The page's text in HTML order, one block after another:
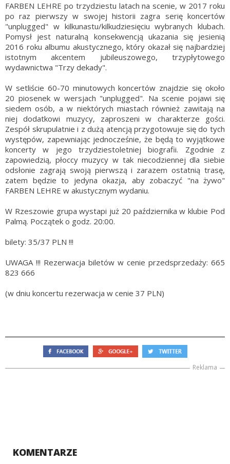
FARBEN LEHRE po trzydziestu latach na scenie, w 2017 roku
po raz pierwszy w swojej historii zagra serię koncertów
"unplugged" w kilkunastu/kilkudziesięciu wybranych klubach.
Pomysł jest naturalną konsekwencją ukazania się jesienią
2016 roku albumu akustycznego, który okazał się najbardziej
istotnym akcentem jubileuszowego, trzypłytowego
wydawnictwa "Trzy dekady".
W setliście 60-70 minutowych koncertów znajdzie się około
20 piosenek w wersjach "unplugged". Na scenie pojawi się
siedem osób, a w niektórych miastach również zawitają na
niej dodatkowi muzycy, zaproszeni w charakterze gości.
Zespół skrupulatnie i z dużą atencją przygotowuje się do tych
występów, zapewniając jednocześnie, że będą to wyjątkowe
koncerty w jego trzydziestoletniej biografii. Zgodnie z
zapowiedzią, płoccy muzycy w tak niecodziennej dla siebie
odsłonie zagrają swoją pierwszą i zarazem ostatnią trasę,
zatem będzie to jedyna okazja, aby zobaczyć "na żywo"
FARBEN LEHRE w akustycznym wydaniu.
W Rzeszowie grupa wystapi już 20 października w klubie Pod
Palmą. Początek o godz. 20:00.
bilety: 35/37 PLN !!!
UWAGA !!! Rezerwacja biletów w cenie przedsprzedaży: 665
823 666
(w dniu koncertu rezerwacja w cenie 37 PLN)
Reklama
KOMENTARZE